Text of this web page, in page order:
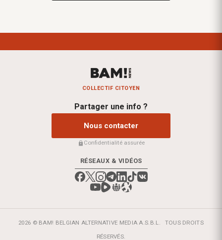
COLLECTIF CITOYEN
Partager une info ?
Nous contacter
Confidentialité assurée
RÉSEAUX & VIDÉOS
2026 © BAM! BELGIAN ALTERNATIVE MEDIA A.S.B.L.
TOUS DROITS
RÉSERVÉS.